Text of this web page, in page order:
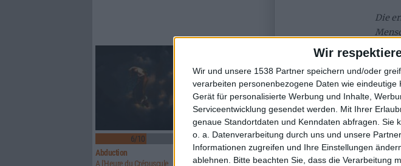
Wir
Wir und unsere 1538 Partner speichern und/oder
verarbeiten personenbezogene Daten wie
Gerät für personalisierte Werbung und Inhalte,
Serviceentwicklung gesendet werden.
Mit Ihrer
genaue Standortdaten und Kenndaten abfragen. Sie
o. a. Datenverarbeitung durch uns und unsere
Informationen zugreifen und Ihre Einstellungen
ablehnen.
Bitte beachten Sie, dass die Verarbeitung
Die
Wir
6/10
Abduction
A l'Heure du Crépuscule
6/10
Above Aurora
Path To Ruin